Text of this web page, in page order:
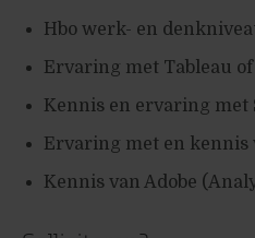
Hbo werk- en
Ervaring met Tableau of
Kennis en ervaring met
Ervaring met en kennis
Kennis van Adobe